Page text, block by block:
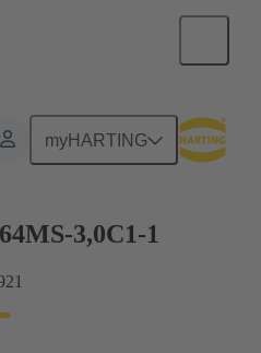
myHARTING
3,0C1-1